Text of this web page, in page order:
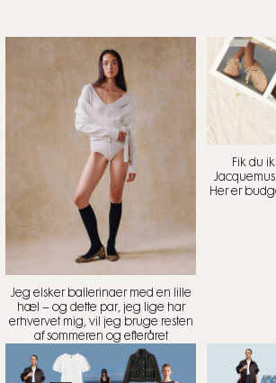
Jeg elsker ballerinaer med en lille
hæl – og dette par, jeg lige har
erhvervet mig, vil jeg bruge resten
af sommeren og efteråret
Fik du
Her er